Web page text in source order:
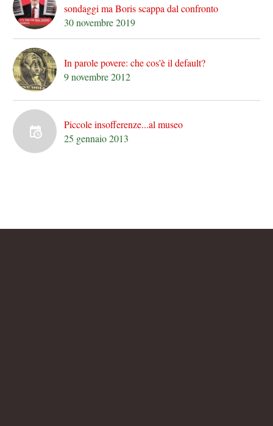
sondaggi ma Boris scappa dal confronto
30 novembre 2019
In parole povere: che cos'è il default?
9 novembre 2012
Piccole insofferenze...al museo
25 gennaio 2013